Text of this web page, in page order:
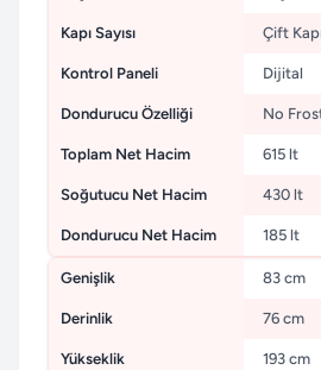
Kapı Sayısı Çift
Kontrol Paneli Dijital
Dondurucu Özelliği No
Toplam Net Hacim 615 lt
Soğutucu Net Hacim 430 lt
Dondurucu Net Hacim 185 lt
Genişlik 83 cm
Derinlik 76 cm
Yükseklik 193 cm